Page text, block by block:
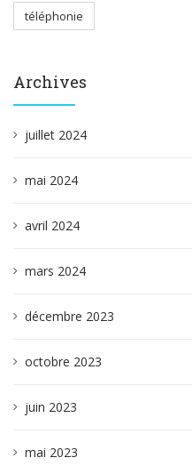
téléphonie
Archives
juillet 2024
mai 2024
avril 2024
mars 2024
décembre 2023
octobre 2023
juin 2023
mai 2023